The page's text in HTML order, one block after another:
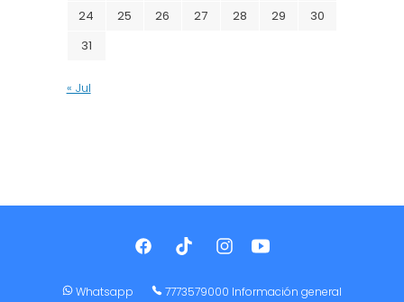
24
25 26 27 28 29
30
31
« Jul
Whatsapp
7773579000 Información general